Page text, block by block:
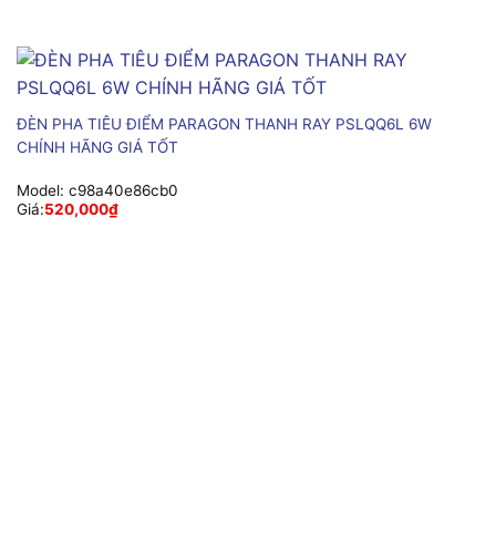
ĐÈN PHA TIÊU ĐIỂM PARAGON THANH RAY PSLQQ6L 6W
CHÍNH HÃNG GIÁ TỐT
Model: c98a40e86cb0
Giá:520,000₫